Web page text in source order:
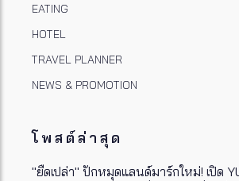
EATING
HOTEL
TRAVEL PLANNER
NEWS & PROMOTION
โพสต์ล่าสุด
"ยืดเปล่า" ปักหมุดแลนด์มาร์กใหม่! เปิด